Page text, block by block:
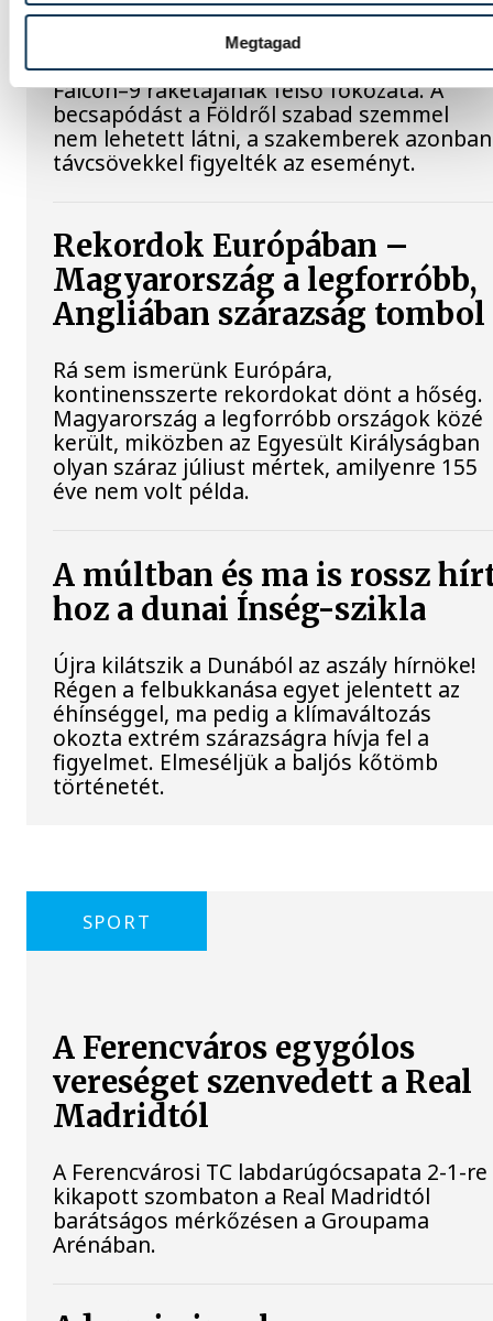
Megtagad
Rendhagyó esemény zajlott le kedden
reggel. Magyar idő szerint 8:35 körül a
felszínébe csapódott a SpaceX egyik
Falcon–9 rakétájának felső fokozata. A
becsapódást a Földről szabad szemmel
nem lehetett látni, a szakemberek azonban
távcsövekkel figyelték az eseményt.
Rekordok Európában –
Magyarország a legforróbb,
Angliában szárazság tombol
Rá sem ismerünk Európára,
kontinensszerte rekordokat dönt a hőség.
Magyarország a legforróbb országok közé
került, miközben az Egyesült Királyságban
olyan száraz júliust mértek, amilyenre 155
éve nem volt példa.
A múltban és ma is rossz
hoz a dunai Ínség-szikla
Újra kilátszik a Dunából az aszály hírnöke!
Régen a felbukkanása egyet jelentett az
éhínséggel, ma pedig a klímaváltozás
okozta extrém szárazságra hívja fel a
figyelmet. Elmeséljük a baljós kőtömb
történetét.
SPORT
A Ferencváros egygólos
vereséget szenvedett a Real
Madridtól
A Ferencvárosi TC labdarúgócsapata 2-1-re
kikapott szombaton a Real Madridtól
barátságos mérkőzésen a Groupama
Arénában.